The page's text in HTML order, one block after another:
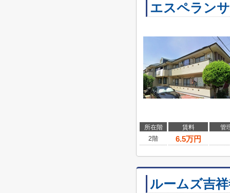
エスペランサ
所在階 賃料
管
2階
6.5万円
ルームズ吉